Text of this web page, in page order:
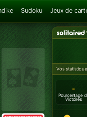
Sudoku Jeux de
Vos
-
Pourcentage
Victoires